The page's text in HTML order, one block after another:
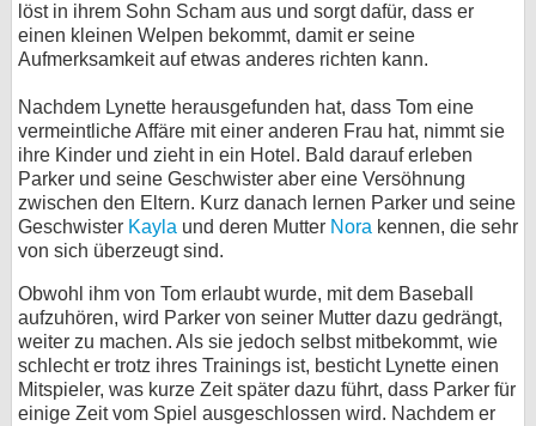
löst in ihrem Sohn Scham aus und sorgt dafür, dass er
einen kleinen Welpen bekommt, damit er seine
Aufmerksamkeit auf etwas anderes richten kann.
Nachdem Lynette herausgefunden hat, dass Tom eine
vermeintliche Affäre mit einer anderen Frau hat, nimmt sie
ihre Kinder und zieht in ein Hotel. Bald darauf erleben
Parker und seine Geschwister aber eine Versöhnung
zwischen den Eltern. Kurz danach lernen Parker und seine
Geschwister Kayla und deren Mutter Nora kennen, die sehr
von sich überzeugt sind.
Obwohl ihm von Tom erlaubt wurde, mit dem Baseball
aufzuhören, wird Parker von seiner Mutter dazu gedrängt,
weiter zu machen. Als sie jedoch selbst mitbekommt, wie
schlecht er trotz ihres Trainings ist, besticht Lynette einen
Mitspieler, was kurze Zeit später dazu führt, dass Parker für
einige Zeit vom Spiel ausgeschlossen wird. Nachdem er